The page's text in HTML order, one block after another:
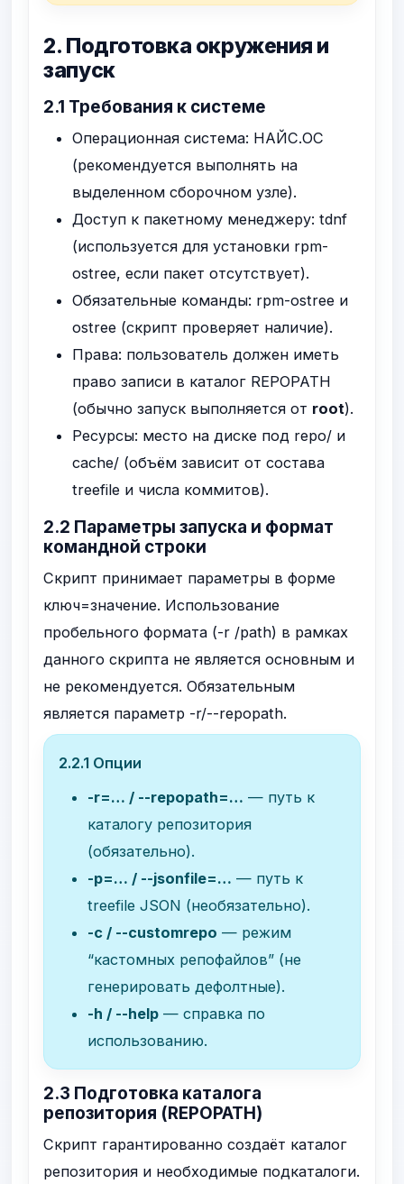
2. Подготовка окружения и
запуск
2.1 Требования к системе
Операционная система: НАЙС.ОС
(рекомендуется выполнять на
выделенном сборочном узле).
Доступ к пакетному менеджеру:tdnf
(используется для установки rpm-
ostree, если пакет отсутствует).
Обязательные команды: rpm-ostree и
ostree (скрипт проверяет наличие).
Права: пользователь должен иметь
право записи в каталог REPOPATH
(обычно запуск выполняется от root).
Ресурсы: место на диске под repo/ и
cache/ (объём зависит от состава
treefile и числа коммитов).
2.2 Параметры запуска и формат
командной строки
Скрипт принимает параметры в форме
ключ=значение. Использование
пробельного формата (-r /path) в рамках
данного скрипта не является основным и
не рекомендуется. Обязательным
является параметр -r/--repopath.
2.2.1 Опции
-r=… / --repopath=… — путь к
каталогу репозитория
(обязательно).
-p=… / --jsonfile=… — путь к
treefile JSON (необязательно).
-c / --customrepo — режим
“кастомных репофайлов” (не
генерировать дефолтные).
-h / --help — справка по
использованию.
2.3 Подготовка каталога
репозитория (REPOPATH)
Скрипт гарантированно создаёт каталог
репозитория и необходимые подкаталоги.